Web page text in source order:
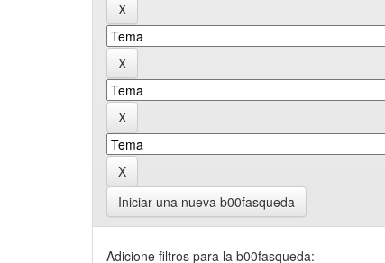
Iniciar una nueva b00fasqueda
Adicione filtros para la b00fasqueda: